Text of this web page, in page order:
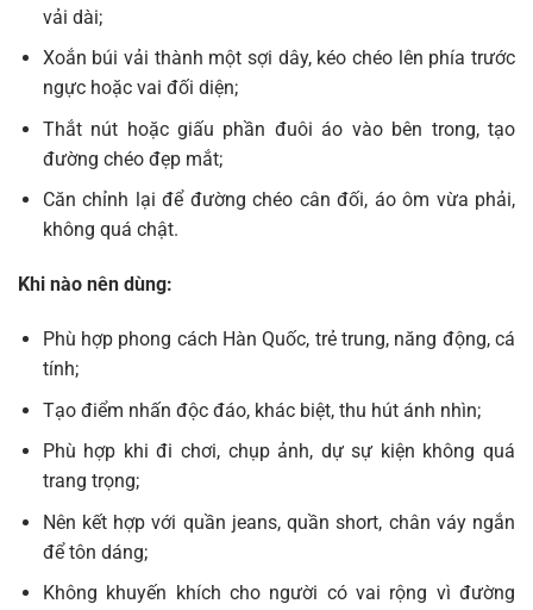
vải dài;
Xoắn búi vải thành một sợi dây, kéo chéo lên phía trước
ngực hoặc vai đối diện;
Thắt nút hoặc giấu phần đuôi áo vào bên trong, tạo
đường chéo đẹp mắt;
Căn chỉnh lại để đường chéo cân đối, áo ôm vừa phải,
không quá chật.
Khi nào nên dùng:
Phù hợp phong cách Hàn Quốc, trẻ trung, năng động, cá
tính;
Tạo điểm nhấn độc đáo, khác biệt, thu hút ánh nhìn;
Phù hợp khi đi chơi, chụp ảnh, dự sự kiện không quá
trang trọng;
Nên kết hợp với quần jeans, quần short, chân váy ngắn
để tôn dáng;
Không khuyến khích cho người có vai rộng vì đường